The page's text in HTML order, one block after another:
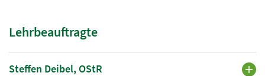
Lehrbeauftragte
Steffen Deibel, OStR